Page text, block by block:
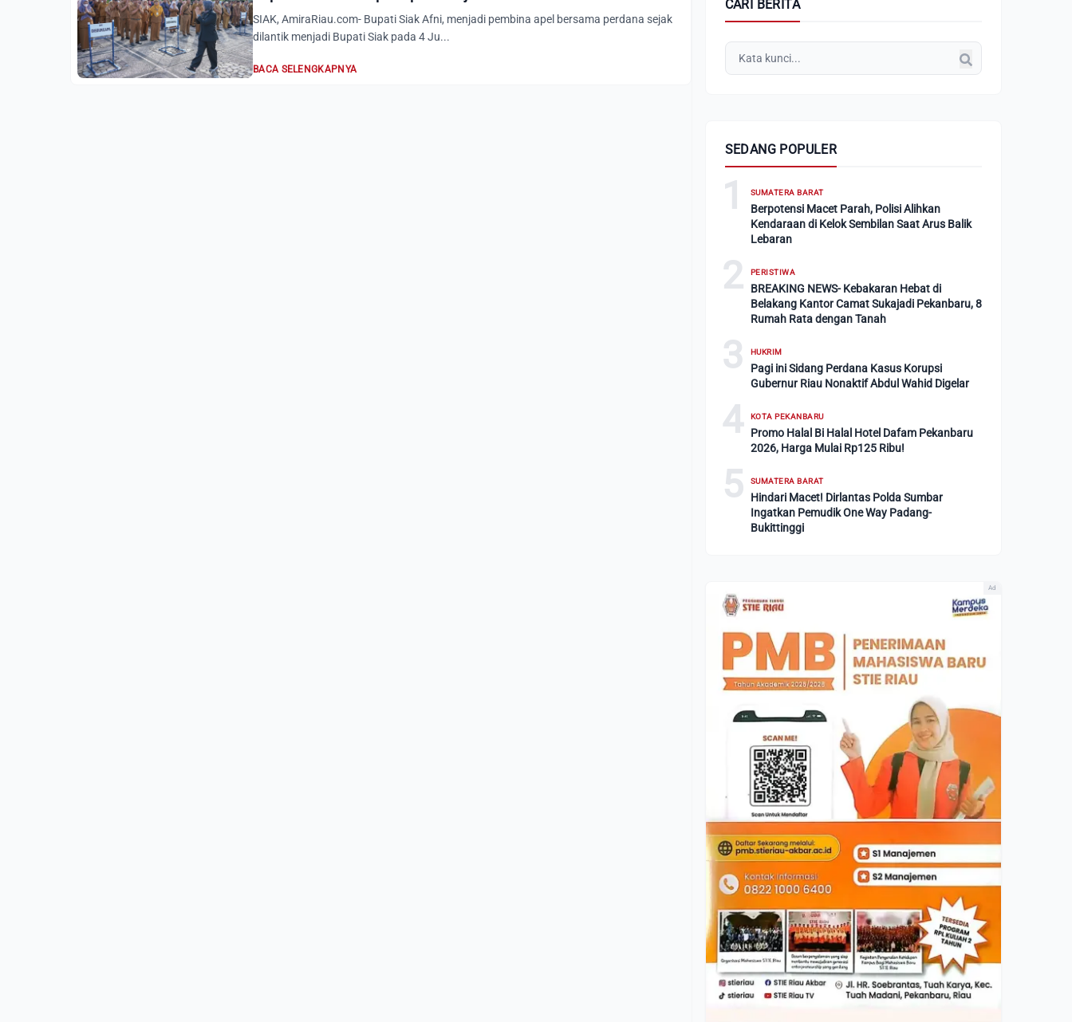
SIAK, AmiraRiau.com- Bupati Siak Afni, menjadi pembina apel bersama perdana sejak
dilantik menjadi Bupati Siak pada 4 Ju...
BACA SELENGKAPNYA
CARI BERITA
SEDANG POPULER
1 SUMATERA BARAT
Berpotensi Macet Parah, Polisi Alihkan
Kendaraan di Kelok Sembilan Saat Arus Balik
Lebaran
2 PERISTIWA
BREAKING NEWS- Kebakaran Hebat di
Belakang Kantor Camat Sukajadi Pekanbaru, 8
Rumah Rata dengan Tanah
3 HUKRIM
Pagi ini Sidang Perdana Kasus Korupsi
Gubernur Riau Nonaktif Abdul Wahid Digelar
4 KOTA PEKANBARU
Promo Halal Bi Halal Hotel Dafam Pekanbaru
2026, Harga Mulai Rp125 Ribu!
5 SUMATERA BARAT
Hindari Macet! Dirlantas Polda Sumbar
Ingatkan Pemudik One Way Padang-
Bukittinggi
Ad